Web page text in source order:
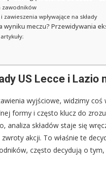
zawodników
wpływające na składy
wyniku meczu? Przewidywania
US Lecce i
wyjściowe, widzimy
formy i często klucz do
analiza składów staje się
akcji. To właśnie te
często decydują o